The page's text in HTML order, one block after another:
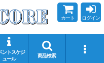
カート ログイン
ントスケジ
ュール
商品検索